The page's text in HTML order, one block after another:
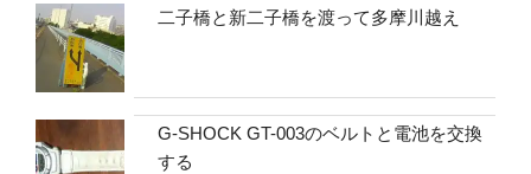
二子橋と新二子橋を渡って多摩川越え
G-SHOCK GT-003のベルトと電池を交換
する